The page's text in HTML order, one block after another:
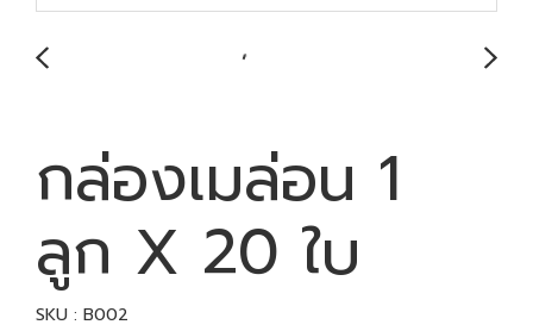
กล่องเมล่อน 1
ลูก X 20 ใบ
SKU : B002